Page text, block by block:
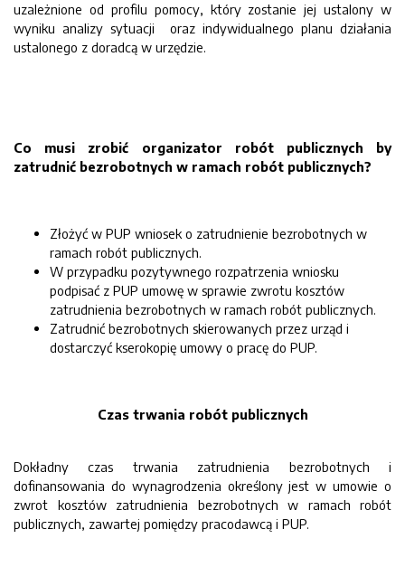
uzależnione od profilu pomocy, który zostanie jej ustalony w
wyniku analizy sytuacji oraz indywidualnego planu działania
ustalonego z doradcą w urzędzie.
Co musi zrobić organizator robót publicznych by
zatrudnić bezrobotnych w ramach robót publicznych?
Złożyć w PUP wniosek o zatrudnienie bezrobotnych w
ramach robót publicznych.
W przypadku pozytywnego rozpatrzenia wniosku
podpisać z PUP umowę w sprawie zwrotu kosztów
zatrudnienia bezrobotnych w ramach robót publicznych.
Zatrudnić bezrobotnych skierowanych przez urząd i
dostarczyć kserokopię umowy o pracę do PUP.
Czas trwania robót publicznych
Dokładny czas trwania zatrudnienia bezrobotnych i
dofinansowania do wynagrodzenia określony jest w umowie o
zwrot kosztów zatrudnienia bezrobotnych w ramach robót
publicznych, zawartej pomiędzy pracodawcą i PUP.